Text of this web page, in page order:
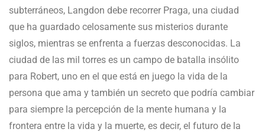
subterráneos, Langdon debe recorrer Praga, una ciudad
que ha guardado celosamente sus misterios durante
siglos, mientras se enfrenta a fuerzas desconocidas. La
ciudad de las mil torres es un campo de batalla insólito
para Robert, uno en el que está en juego la vida de la
persona que ama y también un secreto que podría cambiar
para siempre la percepción de la mente humana y la
frontera entre la vida y la muerte, es decir, el futuro de la